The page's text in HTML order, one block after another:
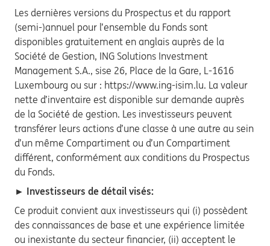
Les dernières versions du Prospectus et du rapport
(semi-)annuel pour l’ensemble du Fonds sont
disponibles gratuitement en anglais auprès de la
Société de Gestion, ING Solutions Investment
Management S.A., sise 26, Place de la Gare, L-1616
Luxembourg ou sur : https://www.ing-isim.lu. La valeur
nette d’inventaire est disponible sur demande auprès
de la Société de gestion. Les investisseurs peuvent
transférer leurs actions d’une classe à une autre au sein
d’un même Compartiment ou d’un Compartiment
différent, conformément aux conditions du Prospectus
du Fonds.
► Investisseurs de détail visés:
Ce produit convient aux investisseurs qui (i) possèdent
des connaissances de base et une expérience limitée
ou inexistante du secteur financier, (ii) acceptent le